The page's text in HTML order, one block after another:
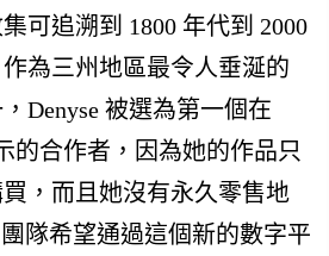
可追溯到 1800 年代到 2000
為三州地區最令人垂涎​​的
Denyse 被選為第一個在
的合作者，因為她的作品只
，而且她沒有永久零售地
隊希望通過這個新的數字平